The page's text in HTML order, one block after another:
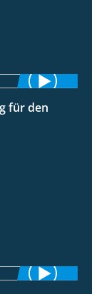
2:22
für den